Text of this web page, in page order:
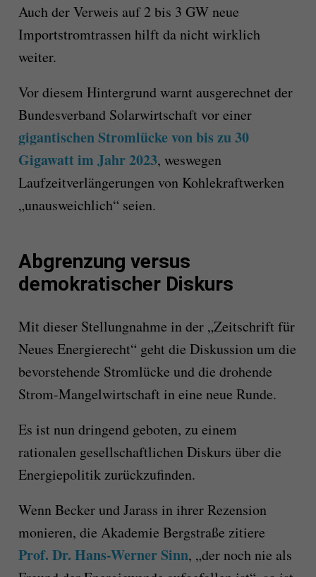
Auch der Verweis auf 2 bis 3 GW neue
Importstrom­trassen hilft da nicht wirklich
weiter.
Vor diesem Hintergrund warnt ausgerechnet der
Bundesverband Solarwirtschaft vor einer
gigantischen Stromlücke von bis zu 30
Gigawatt im Jahr 2023, weswegen
Laufzeitverlängerungen von Kohlekraftwerken
„unausweichlich“ seien.
Abgrenzung versus
demokratischer Diskurs
Mit dieser Stellungnahme in der „Zeitschrift für
Neues Energierecht“ geht die Diskussion um die
bevorstehende Stromlücke und die drohende
Strom-Mangelwirtschaft in eine neue Runde.
Es ist nun dringend geboten, zu einem
rationalen gesellschaftlichen Diskurs über die
Energiepolitik zurückzufinden.
Wenn Becker und Jarass in ihrer Rezension
monieren, die Akademie Bergstraße zitiere
Prof. Dr. Hans-Werner Sinn, „der noch nie als